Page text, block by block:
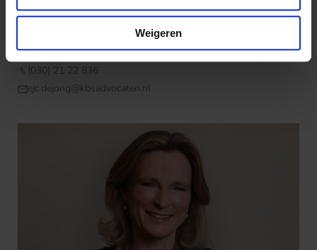
Weigeren
Ernst de Jong
(030) 21 22 836
ejc.dejong@kbsadvocaten.nl